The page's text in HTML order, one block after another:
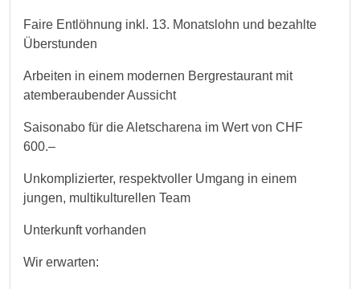
Faire Entlöhnung inkl. 13. Monatslohn und bezahlte
Überstunden
Arbeiten in einem modernen Bergrestaurant mit
atemberaubender Aussicht
Saisonabo für die Aletscharena im Wert von CHF
600.–
Unkomplizierter, respektvoller Umgang in einem
jungen, multikulturellen Team
Unterkunft vorhanden
Wir erwarten: